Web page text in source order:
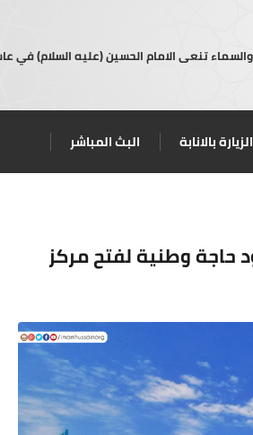
تنعى الامام الحسين (عليه السلام) في
الزيارة بالانابة البث المباشر
حاجة وطنية لفتح مركز